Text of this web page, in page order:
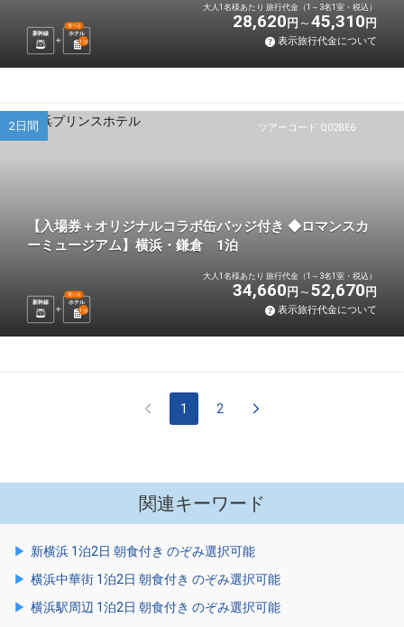
新幹線 ホテル
選べる
1 泊
大人1名様あたり 旅行代金（1～3名1室・税込）
28,620 円 45,310 円
表示旅行代金について
ツアーコード Q02BE6
2日間
【入場券＋オリジナルコラボ缶バッジ付き ◆ロマンスカ
ーミュージアム】横浜・鎌倉 1泊
新幹線 ホテル
選べる
1 泊
大人1名様あたり 旅行代金（1～3名1室・税込）
34,660 円 52,670 円
表示旅行代金について
1 2
関連キーワード
新横浜 1泊2日 朝食付き のぞみ選択可能
横浜中華街 1泊2日 朝食付き のぞみ選択可能
横浜駅周辺 1泊2日 朝食付き のぞみ選択可能